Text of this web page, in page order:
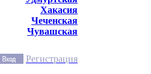
Хакасия
Чеченская
Чувашская
Регистрация